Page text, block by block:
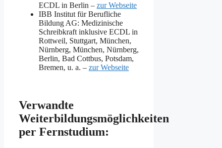
ECDL in Berlin – zur Webseite
IBB Institut für Berufliche
Bildung AG: Medizinische
Schreibkraft inklusive ECDL in
Rottweil, Stuttgart, München,
Nürnberg, München, Nürnberg,
Berlin, Bad Cottbus, Potsdam,
Bremen, u. a. – zur Webseite
Verwandte
Weiterbildungsmöglichkeiten
per Fernstudium: